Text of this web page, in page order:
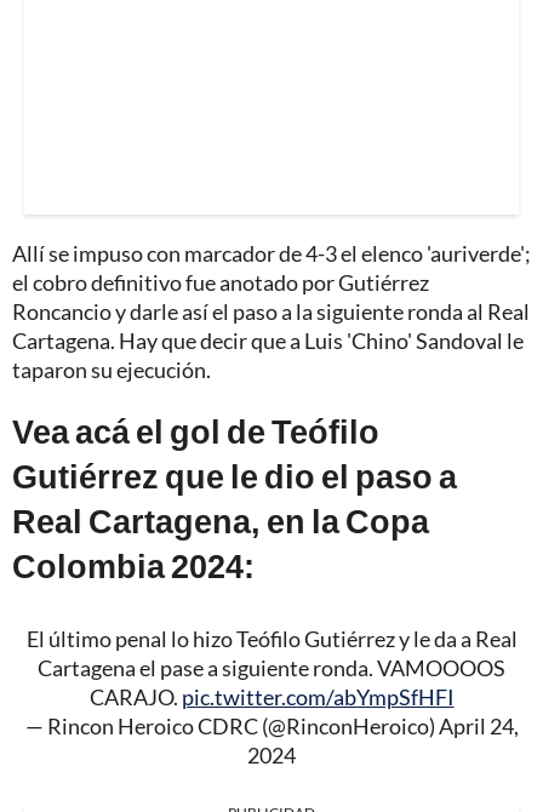
Allí se impuso con marcador de 4-3 el elenco 'auriverde';
el cobro definitivo fue anotado por Gutiérrez
Roncancio y darle así el paso a la siguiente ronda al Real
Cartagena. Hay que decir que a Luis 'Chino' Sandoval le
taparon su ejecución.
Vea acá el gol de Teófilo
Gutiérrez que le dio el paso a
Real Cartagena, en la Copa
Colombia 2024:
El último penal lo hizo Teófilo Gutiérrez y le da a Real
Cartagena el pase a siguiente ronda. VAMOOOOS
CARAJO. pic.twitter.com/abYmpSfHFI
— Rincon Heroico CDRC (@RinconHeroico)April 24,
2024